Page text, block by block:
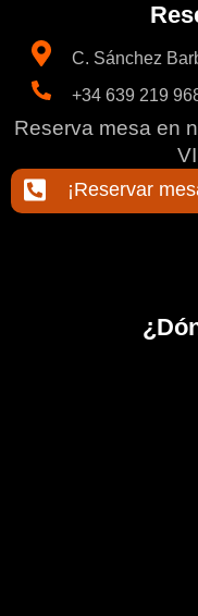
C. Sánchez
+34 639 219
Reserva mesa en
¡Reservar